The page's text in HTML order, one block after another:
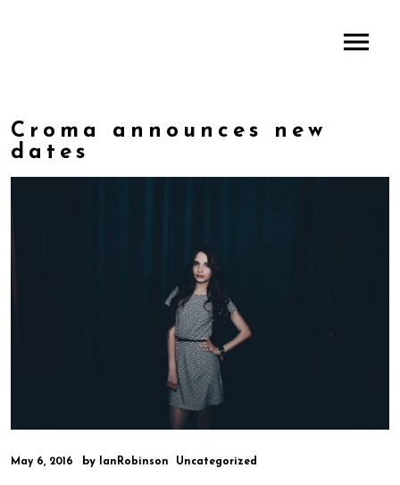
Croma announces new
dates
May 6, 2016 by IanRobinson Uncategorized